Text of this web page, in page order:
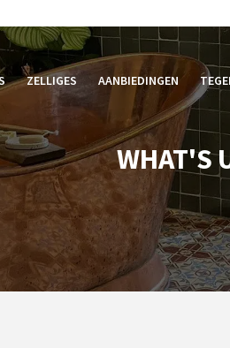
ZELLIGES AANBIEDINGEN
WHAT'S